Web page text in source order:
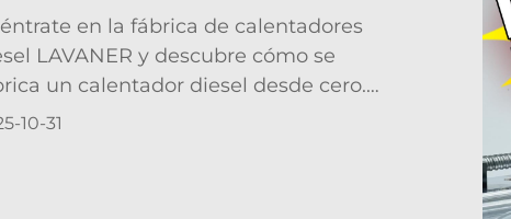
en la fábrica de calentadores
LAVANER y descubre cómo se
un calentador diesel desde cero.
el mecanizado de precisión hasta el
10-31